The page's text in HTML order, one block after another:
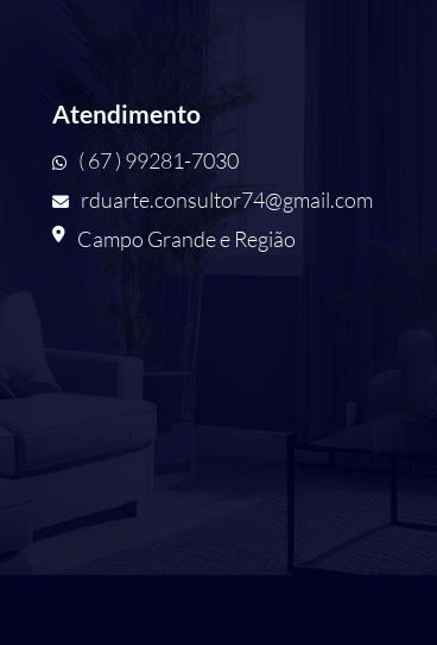
Atendimento
( 67 ) 99281-7030
rduarte.consultor74@gmail.com
Campo Grande e Região